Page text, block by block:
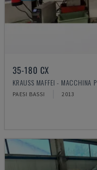
35-180 CX
KRAUSS MAFFEI - MACCHINA
PAESI BASSI 2013